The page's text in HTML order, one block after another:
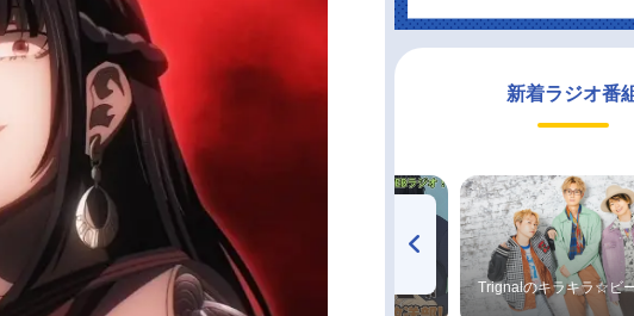
新着ラジオ番
TVアニメ『戦隊大失格』
radio 大直会 2nd season
ハイキュー!! 烏野高校放送部! Trignalのキラキラ☆ビ